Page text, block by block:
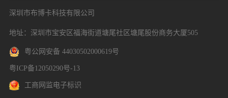
深圳市布博卡科技有限公司
地址：深圳市宝安区福海街道塘尾社区塘尾股份商务大厦505
粤公网安备 44030502000619号
粤ICP备12050290号-13
工商网监电子标识